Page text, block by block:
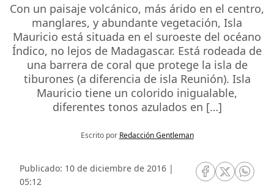
Con un paisaje volcánico, más árido en el centro,
manglares, y abundante vegetación, Isla
Mauricio está situada en el suroeste del océano
Índico, no lejos de Madagascar. Está rodeada de
una barrera de coral que protege la isla de
tiburones (a diferencia de isla Reunión). Isla
Mauricio tiene un colorido inigualable,
diferentes tonos azulados en […]
Escrito por Redacción Gentleman
Publicado: 10 de diciembre de 2016 |
05:12
RRSS Facebook
RRSSRRSS